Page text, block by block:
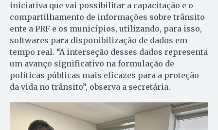
iniciativa que vai possibilitar a capacitação e o
compartilhamento de informações sobre trânsito
ente a PRF e os municípios, utilizando, para isso,
softwares para disponibilização de dados em
tempo real. “A interseção desses dados representa
um avanço significativo na formulação de
políticas públicas mais eficazes para a proteção
da vida no trânsito”, observa a secretária.